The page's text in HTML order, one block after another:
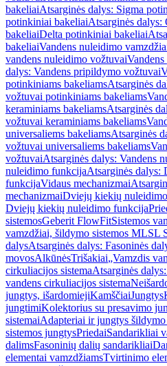
bakeliaiAtsarginės dalys: Sigma
potinkiniai bakeliaiAtsarginės dalys:
bakeliaiDelta potinkiniai bakeliai
bakeliaiVandens nuleidimo
vandens nuleidimo vožtuvai
dalys: Vandens pripildymo vožtuvai
potinkiniams bakeliamsAtsarginės
vožtuvai potinkiniams bakeliams
keraminiams bakeliamsAtsarginės
vožtuvai keraminiams bakeliams
universaliems bakeliamsAtsarginės
vožtuvai universaliems bakeliams
vožtuvaiAtsarginės dalys: Vandens
nuleidimo funkcijaAtsarginės
funkcijaVidaus mechanizmai
mechanizmaiDviejų kiekių
Dviejų kiekių nuleidimo funkcija
sistemosGeberit FlowFitSistemos
vamzdžiai, šildymo sistemos MLSL
dalysAtsarginės dalys: Fasoninės
movosAlkūnėsTrišakiai„Vamzdis
cirkuliacijos sistemaAtsarginės
vandens cirkuliacijos sistema
jungtys, išardomiejiKamščiaiJungtys
jungtimiKolektorius su presavimo
sistemaiAdapteriai ir jungtys šildymo
sistemos jungtysPriedaiSandarikliai
dalimsFasoninių dalių sandarikliai
elementai vamzdžiamsTvirtinimo